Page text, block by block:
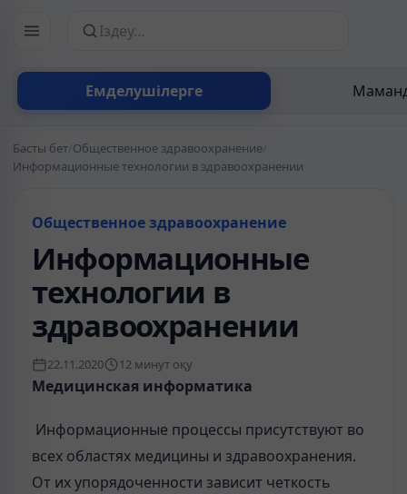
Емделушілерге
Сайттан іздеу
Басты бет/Общественное здравоохранение/
Информационные технологии в здравоохранении
Общественное здравоохранение
Информационные
технологии в
здравоохранении
22.11.2020 12 минут оқу
Медицинская информатика
Информационные процессы присутствуют во
всех областях медицины и здравоохранения.
От их упорядоченности зависит четкость